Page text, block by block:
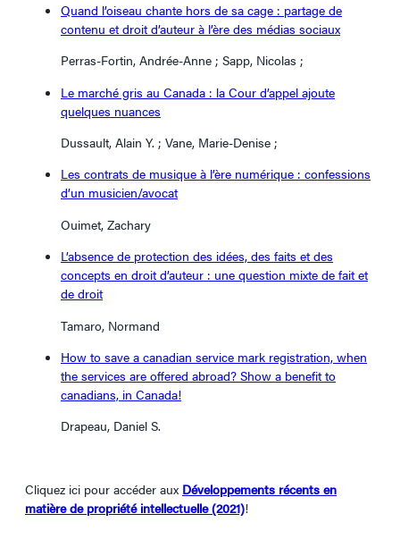
Quand l’oiseau chante hors de sa cage : partage de
contenu et droit d’auteur à l’ère des médias sociaux
Perras-Fortin, Andrée-Anne ; Sapp, Nicolas ;
Le marché gris au Canada : la Cour d’appel ajoute
quelques nuances
Dussault, Alain Y. ; Vane, Marie-Denise ;
Les contrats de musique à l’ère numérique : confessions
d’un musicien/avocat
Ouimet, Zachary
L’absence de protection des idées, des faits et des
concepts en droit d’auteur : une question mixte de fait et
de droit
Tamaro, Normand
How to save a canadian service mark registration, when
the services are offered abroad? Show a benefit to
canadians, in Canada!
Drapeau, Daniel S.
Cliquez ici pour accéder aux Développements récents en
matière de propriété intellectuelle (2021)!